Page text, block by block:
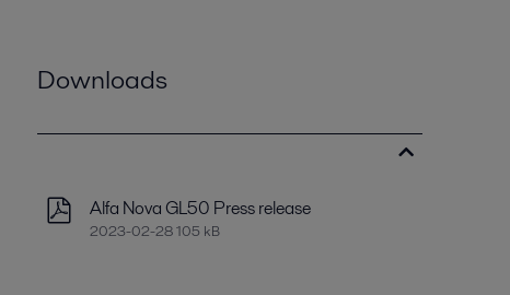
Downloads
Alfa Nova GL50 Press release
2023-02-28 105 kB